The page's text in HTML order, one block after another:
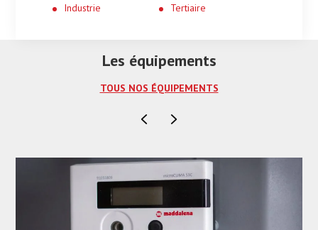
Industrie
Tertiaire
Les équipements
TOUS NOS ÉQUIPEMENTS